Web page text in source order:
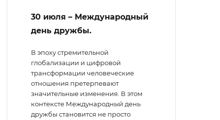
30 июля – Международный
день дружбы.
В эпоху стремительной
глобализации и цифровой
трансформации человеческие
отношения претерпевают
значительные изменения. В этом
контексте Международный день
дружбы становится не просто